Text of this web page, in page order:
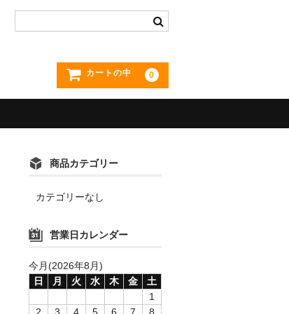
カートの中 0
商品カテゴリー
カテゴリーなし
営業日カレンダー
今月(2026年8月)
日
月 火 水 木 金
土
1
2
3 4 5 6 7 8